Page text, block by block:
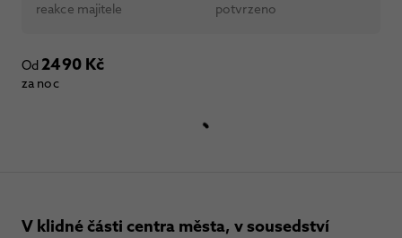
reakce majitele
potvrzeno
Od2490 Kč
za noc
V klidné části centra města, v sousedství